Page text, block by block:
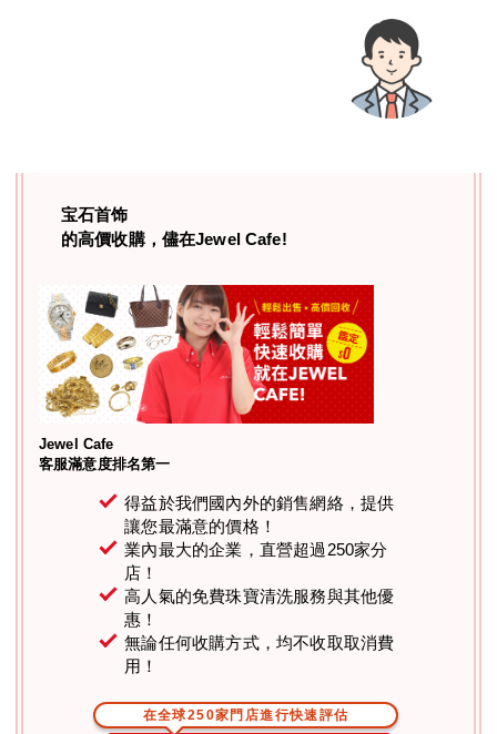
宝石首饰
的高價收購，儘在Jewel Cafe!
Jewel Cafe
客服滿意度排名第一
得益於我們國內外的銷售網絡，提供
讓您最滿意的價格！
業內最大的企業，直營超過250家分
店！
高人氣的免費珠寶清洗服務與其他優
惠！
無論任何收購方式，均不收取取消費
用！
在全球250家門店進行快速評估